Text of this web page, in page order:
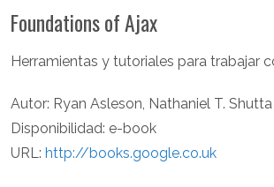
Foundations of Ajax
Herramientas y tutoriales para trabajar
Autor: Ryan Asleson, Nathaniel T. Shutta
Disponibilidad: e-book
URL: http://books.google.co.uk